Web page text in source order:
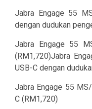
Jabra Engage 55
dengan dudukan
Jabra Engage 55
(RM1,720)Jabra
USB-C dengan
Jabra Engage 55
C (RM1,720)